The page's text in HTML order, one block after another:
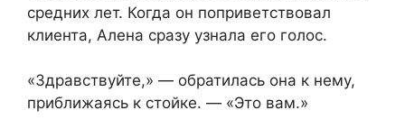
средних лет. Когда он поприветствовал
клиента, Алена сразу узнала его голос.
«Здравствуйте,» — обратилась она к нему,
приближаясь к стойке. — «Это вам.»